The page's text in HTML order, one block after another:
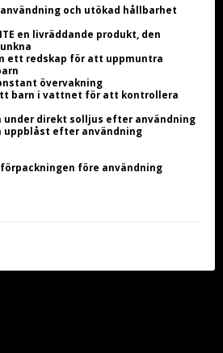
och utökad hållbarhet
en livräddande produkt, den
ett redskap för att uppmuntra
övervakning
barn i vattnet för att kontrollera
under direkt solljus efter användning
uppblåst efter användning
före användning